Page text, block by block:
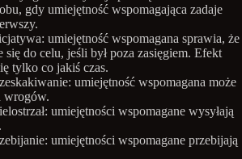
gdy umiejętność wspomagająca zadaje
umiejętność wspomagana sprawia, że
się do celu, jeśli był poza zasięgiem. Efekt
tylko co jakiś czas.
umiejętność wspomagana może
wrogów.
umiejętności wspomagane wysyłają
umiejętności wspomagane przebijają